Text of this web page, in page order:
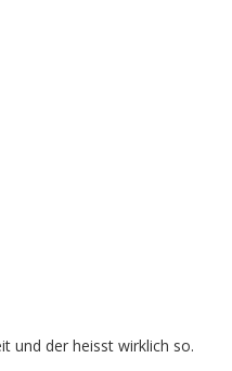
und der heisst wirklich so.